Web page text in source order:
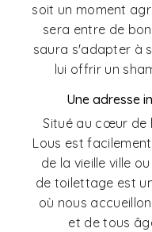
soit un moment
sera entre de
saura s'adapter à
lui offrir un
Une adresse
Situé au cœur de
Lous est
de la vieille ville
de toilettage est
où nous
et de tous